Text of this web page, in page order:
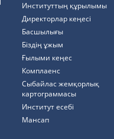
Институттың құрылымы
Директорлар кеңесі
Басшылығы
Біздің ұжым
Ғылыми кеңес
Комплаенс
Cыбайлас жемқорлық
картограммасы
Институт есебі
Мансап